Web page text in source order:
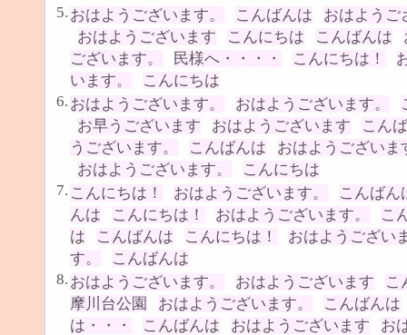
5. おはようございます。 こんばんは
おはようご
おはようございます
こんにちは こんばんは
ございます。
民様へ・・・・ こんにちは！
います。
こんにちは
6. おはようございます。 おはようございます。
お早うございます
おはようございます
こん
うございます。
こんばんは
おはようございま
おはようございます。
こんにちは
7. こんにちは！ おはようございます。
こんばん
んは
こんにちは！ おはようございます。
こ
は
こんばんは こんにちは！
おはようござい
す。
こんばんは
8. おはようございます。 おはようございます
こ
摩川台公園
おはようございます。
こんばんは
は・・・
こんばんは おはようございます
お